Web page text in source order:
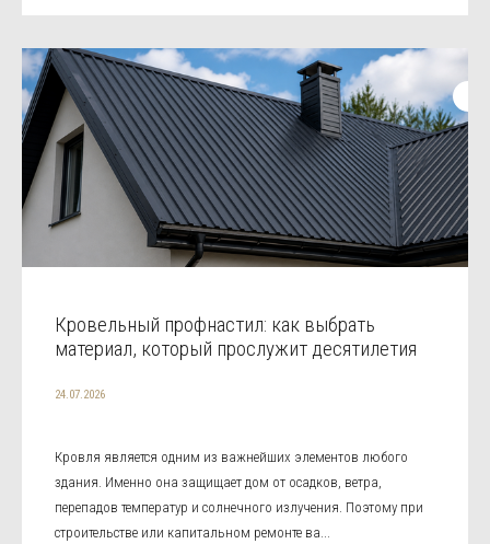
Кровельный профнастил: как выбрать
материал, который прослужит десятилетия
24.07.2026
Кровля является одним из важнейших элементов любого
здания. Именно она защищает дом от осадков, ветра,
перепадов температур и солнечного излучения. Поэтому при
строительстве или капитальном ремонте ва...